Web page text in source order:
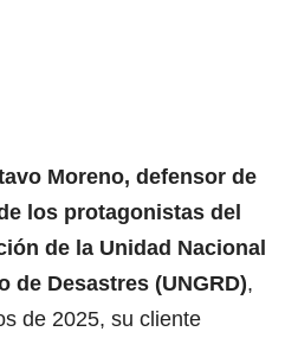
Moreno, defensor de
los protagonistas del
de la Unidad Nacional
de Desastres (UNGRD),
de 2025, su cliente